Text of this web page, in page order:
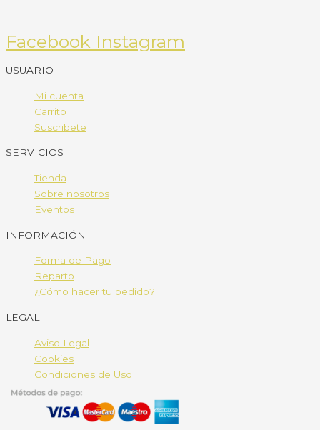
Facebook Instagram
USUARIO
Mi cuenta
Carrito
Suscribete
SERVICIOS
Tienda
Sobre nosotros
Eventos
INFORMACIÓN
Forma de Pago
Reparto
¿Cómo hacer tu pedido?
LEGAL
Aviso Legal
Cookies
Condiciones de Uso